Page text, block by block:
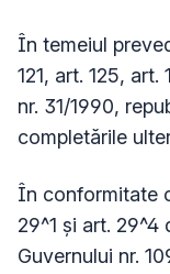
În temeiul
121, art. 125, art.
nr. 31/1990,
completările
În conformitate
29^1 și art.
Guvernului nr.